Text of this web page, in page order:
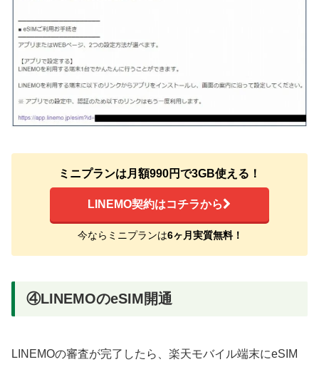
ミニプランは月額990円で3GB使える！
LINEMO契約はコチラから
今ならミニプランは6ヶ月実質無料！
④LINEMOのeSIM開通
LINEMOの審査が完了したら、楽天モバイル端末にeSIM